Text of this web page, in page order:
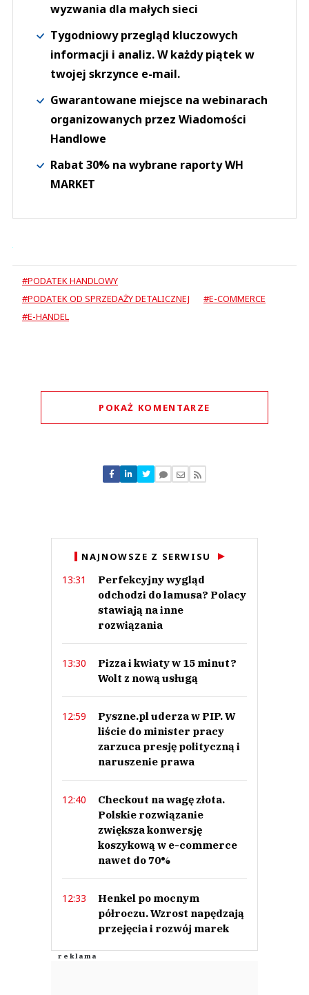
wyzwania dla małych sieci
Tygodniowy przegląd kluczowych
informacji i analiz. W każdy piątek w
twojej skrzynce e-mail.
Gwarantowane miejsce na webinarach
organizowanych przez Wiadomości
Handlowe
Rabat 30% na wybrane raporty WH
MARKET
#PODATEK HANDLOWY
#PODATEK OD SPRZEDAŻY DETALICZNEJ
#E-COMMERCE
#E-HANDEL
POKAŻ KOMENTARZE
Nie znaleziono komentarzy
Zostaw swoje komentarze
NAJNOWSZE Z SERWISU
13:31
Perfekcyjny wygląd
odchodzi do lamusa? Polacy
stawiają na inne
rozwiązania
13:30
Pizza i kwiaty w 15 minut?
Wolt z nową usługą
12:59
Pyszne.pl uderza w PIP. W
liście do minister pracy
zarzuca presję polityczną i
naruszenie prawa
12:40
Checkout na wagę złota.
Polskie rozwiązanie
zwiększa konwersję
koszykową w e-commerce
nawet do 70%
12:33
Henkel po mocnym
półroczu. Wzrost napędzają
przejęcia i rozwój marek